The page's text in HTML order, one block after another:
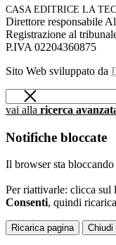
CASA EDITRICE LA
Direttore responsabile
Registrazione al
P.IVA 02204360875
Sito Web sviluppato da
vai alla ricerca
Notifiche bloccate
Il browser sta
Per riattivarle: clicca
Consenti, quindi
Ricarica pagina Chiudi